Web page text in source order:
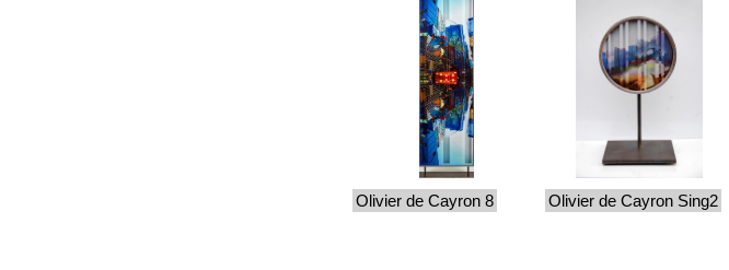
Olivier de Cayron 8 Olivier de Cayron Sing2